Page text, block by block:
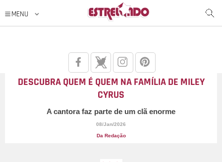
DESCUBRA QUEM É QUEM NA FAMÍLIA DE MILEY
CYRUS
A cantora faz parte de um clã enorme
08/Jan/2026
Da Redação